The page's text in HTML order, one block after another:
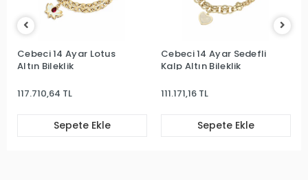
Cebeci 14 Ayar Lotus
Altın Bileklik
117.710,64 TL
Sepete Ekle
Cebeci 14 Ayar Sedefli
Kalp Altın Bileklik
111.171,16 TL
Sepete Ekle